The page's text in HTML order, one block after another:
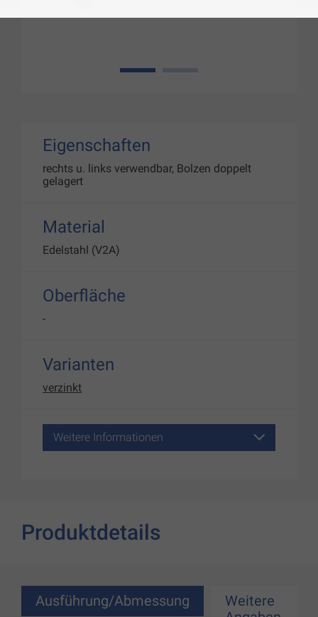
1
Eigenschaften
rechts u. links verwendbar, Bolzen doppelt
gelagert
Material
Edelstahl (V2A)
Oberfläche
-
Varianten
verzinkt
Weitere Informationen
Produktdetails
Ausführung/Abmessung
Weitere